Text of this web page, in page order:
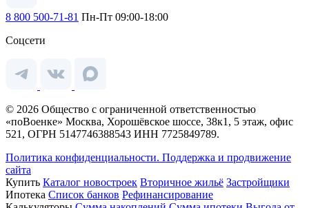
8 800 500-71-81 Пн-Пт 09:00-18:00
Соцсети
© 2026 Общество с ограниченной ответственностью
«поВоенке» Москва, Хорошёвское шоссе, 38к1, 5 этаж, офис
521, ОГРН 5147746388543 ИНН 7725849789.
Политика конфиденциальности. Поддержка и продвижение
сайта
Купить Каталог новостроек Вторичное жильё Застройщики
Ипотека Список банков Рефинансирование